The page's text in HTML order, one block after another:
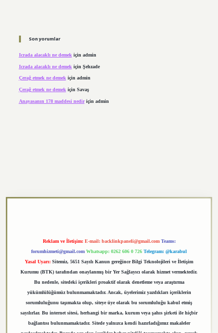
Son yorumlar
Icrada alacaklı ne demek için admin
Icrada alacaklı ne demek için Şehzade
Çerağ etmek ne demekiçin admin
Çerağ etmek ne demek için Savaş
Anayasanın 178 maddesi nediriçin admin
Reklam ve İletişim: E-mail: backlinkpaneli@gmail.com Teams:
forumhizmeti@gmail.com Whatsapp: 0262 606 0 726 Telegram: @karabul
Yasal Uyarı: Sitemiz, 5651 Sayılı Kanun gereğince Bilgi Teknolojileri ve İletişim
Kurumu (BTK) tarafından onaylanmış bir Yer Sağlayıcı olarak hizmet vermektedir.
Bu nedenle, sitedeki içerikleri proaktif olarak denetleme veya araştırma
yükümlülüğümüz bulunmamaktadır. Ancak, üyelerimiz yazdıkları içeriklerin
sorumluluğunu taşımakta olup, siteye üye olarak bu sorumluluğu kabul etmiş
sayılırlar. Bu internet sitesi, herhangi bir marka, kurum veya şahıs şirketi ile hiçbir
bağlantısı bulunmamaktadır. Sitede yalnızca kendi hazırladığımız makaleler